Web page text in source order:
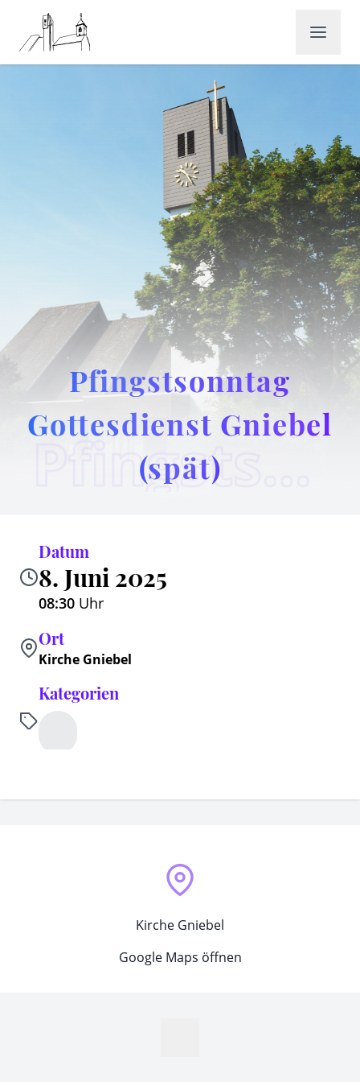
Pfingstsonntag Gottesdienst Gniebel (spät)
Pfingstsonntag
Gottesdienst Gniebel
(spät)
Datum
8. Juni 2025
08:30 Uhr
Ort
Kirche Gniebel
Kategorien
Kirche Gniebel
Google Maps öffnen